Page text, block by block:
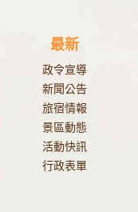
最新
政令宣導
新聞公告
旅宿情報
景區動態
活動快訊
行政表單